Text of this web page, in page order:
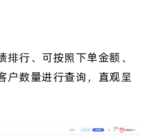
行、可按照下单金额、
户数量进行查询，直观呈